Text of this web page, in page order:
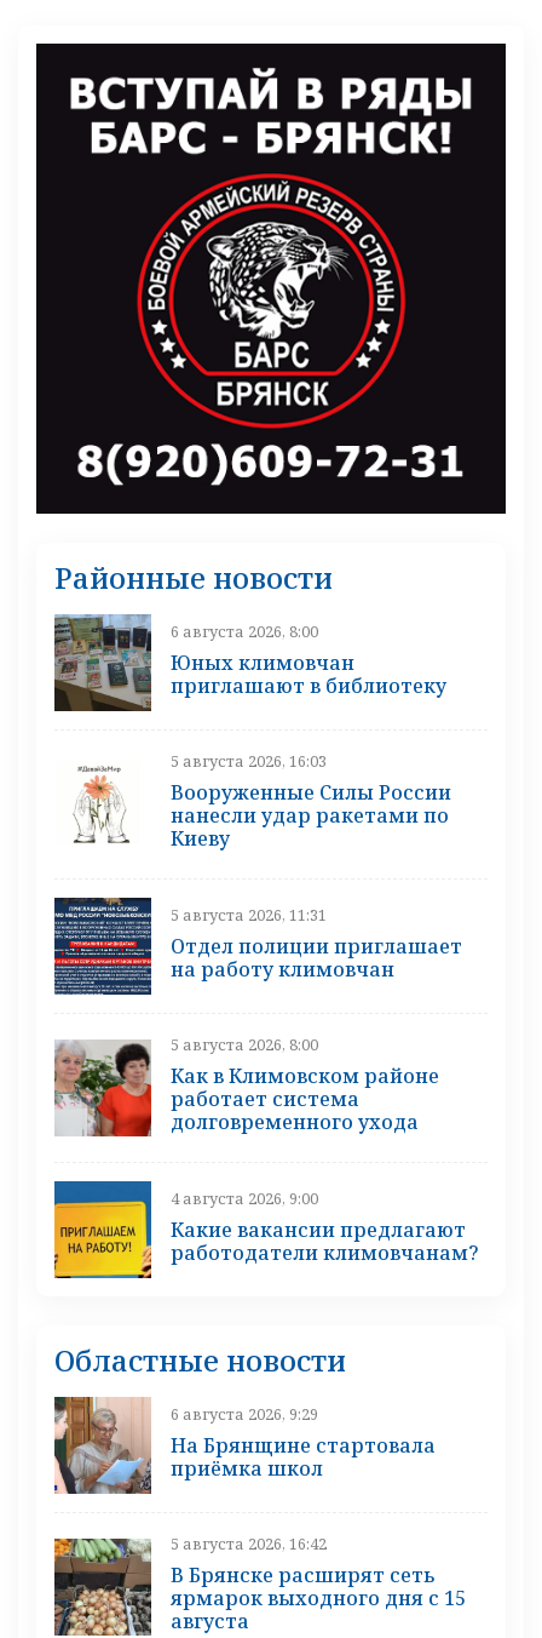
Районные новости
6 августа 2026, 8:00
Юных климовчан
приглашают в библиотеку
5 августа 2026, 16:03
Вооруженные Силы России
нанесли удар ракетами по
Киеву
5 августа 2026, 11:31
Отдел полиции приглашает
на работу климовчан
5 августа 2026, 8:00
Как в Климовском районе
работает система
долговременного ухода
4 августа 2026, 9:00
Какие вакансии предлагают
работодатели климовчанам?
Областные новости
6 августа 2026, 9:29
На Брянщине стартовала
приёмка школ
5 августа 2026, 16:42
В Брянске расширят сеть
ярмарок выходного дня с 15
августа